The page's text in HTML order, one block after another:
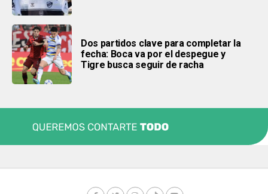
Dos partidos clave para completar la
fecha: Boca va por el despegue y
Tigre busca seguir de racha